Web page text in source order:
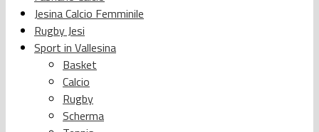
Jesina Calcio Femminile
Rugby Jesi
Sport in Vallesina
Basket
Calcio
Rugby
Scherma